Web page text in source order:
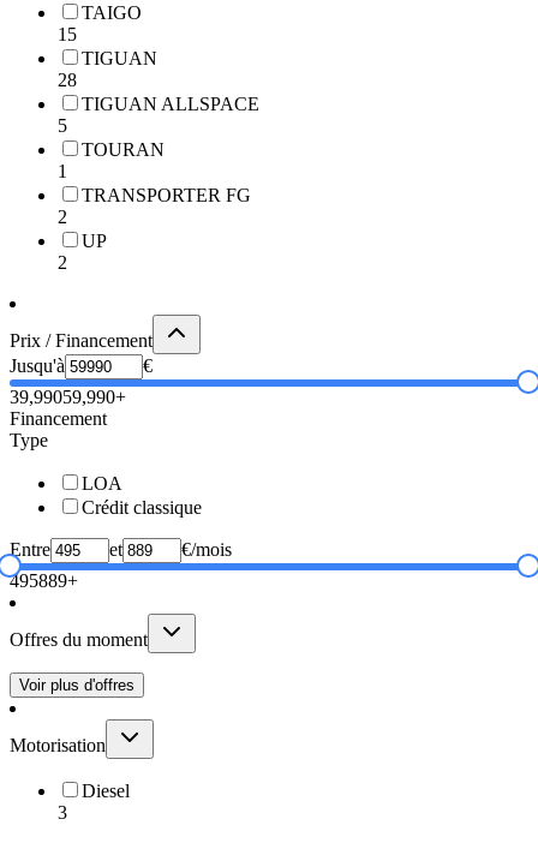
TAIGO
15
TIGUAN
28
TIGUAN ALLSPACE
5
TOURAN
1
TRANSPORTER FG
2
UP
2
Prix / Financement
Jusqu'à
€
39,99059,990+
Financement
Type
LOA
Crédit classique
Entre et
€/mois
495889+
Offres du moment
Voir plus d'offres
Motorisation
Diesel
3